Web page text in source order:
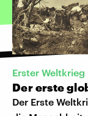
Erster Weltkrieg
Der erste
Der Erste